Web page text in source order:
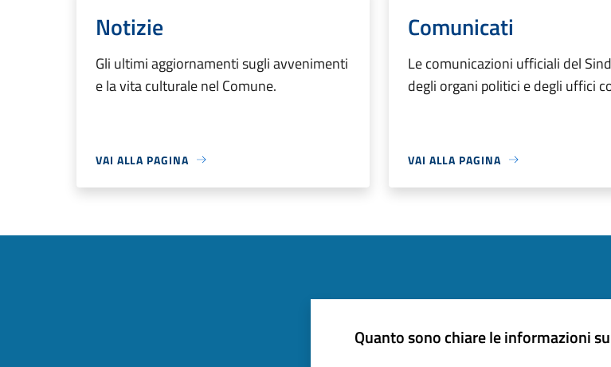
Notizie
Gli ultimi aggiornamenti sugli avvenimenti
e la vita culturale nel Comune.
VAI ALLA PAGINA
Comunicati
Le comunicazioni ufficiali del
degli organi politici e degli uffici
VAI ALLA PAGINA
Quanto sono chiare le informazioni